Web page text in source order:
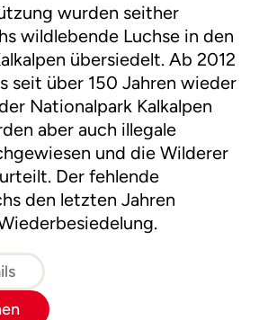
wurden seither
wildlebende Luchse in den
übersiedelt. Ab 2012
seit über 150 Jahren wieder
Nationalpark Kalkalpen
aber auch illegale
und die Wilderer
Der fehlende
den letzten Jahren